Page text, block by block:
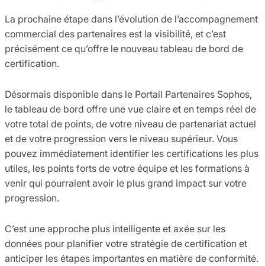
La prochaine étape dans l’évolution de l’accompagnement
commercial des partenaires est la visibilité, et c’est
précisément ce qu’offre le nouveau tableau de bord de
certification.
Désormais disponible dans le Portail Partenaires Sophos,
le tableau de bord offre une vue claire et en temps réel de
votre total de points, de votre niveau de partenariat actuel
et de votre progression vers le niveau supérieur. Vous
pouvez immédiatement identifier les certifications les plus
utiles, les points forts de votre équipe et les formations à
venir qui pourraient avoir le plus grand impact sur votre
progression.
C’est une approche plus intelligente et axée sur les
données pour planifier votre stratégie de certification et
anticiper les étapes importantes en matière de conformité.